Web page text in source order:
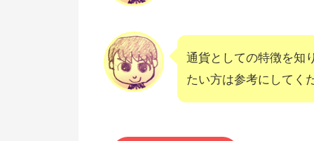
通貨としての特徴を知
たい方は参考にしてく